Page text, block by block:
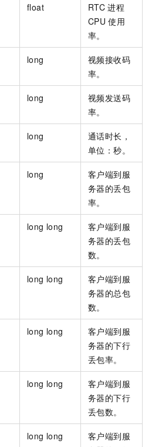
float RTC 进程
CPU 使用
率。
long
视频接收码
率。
long
视频发送码
率。
long
通话时长，
单位：秒。
long
客户端到服
务器的丢包
率。
long long
客户端到服
务器的丢包
数。
long long
客户端到服
务器的总包
数。
long long
客户端到服
务器的下行
丢包率。
long long
客户端到服
务器的下行
丢包数。
long long
客户端到服